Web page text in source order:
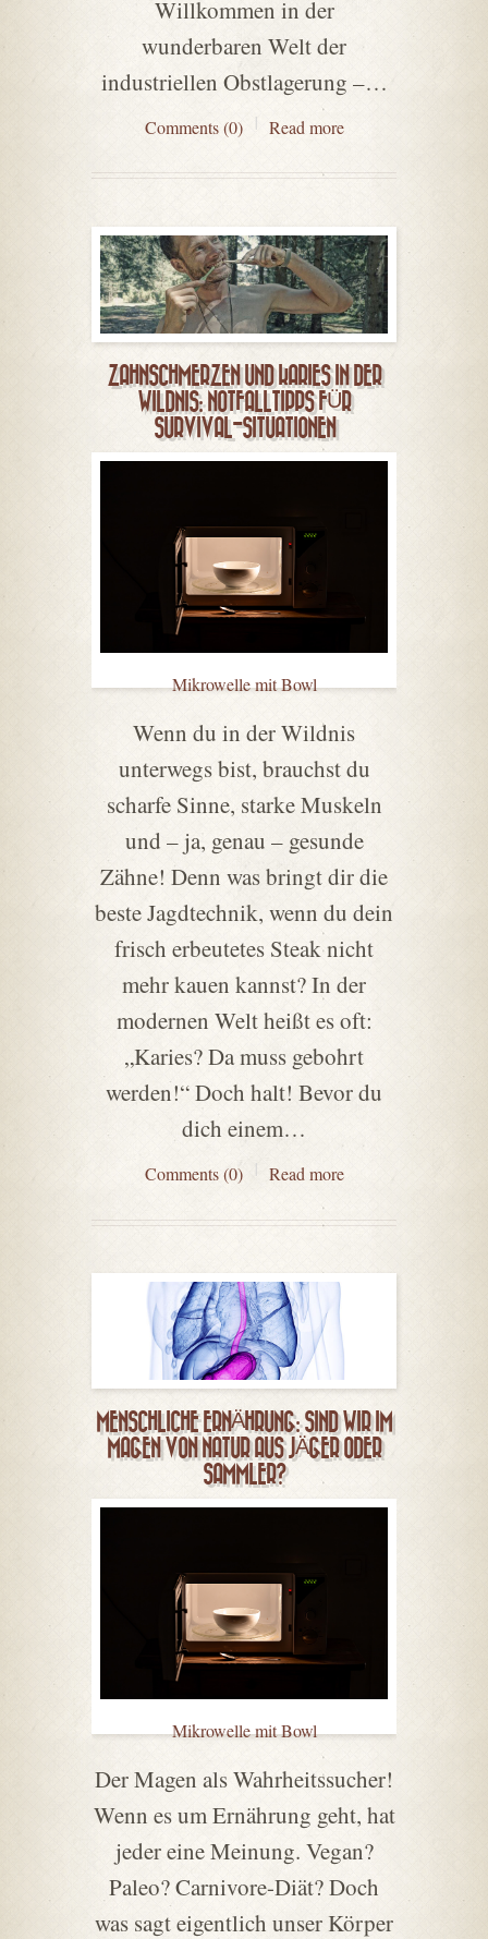
Willkommen in der
wunderbaren Welt der
industriellen Obstlagerung –…
Comments (0) Read more
ZAHNSCHMERZEN UND KARIES IN DER
WILDNIS: NOTFALLTIPPS FÜR
SURVIVAL-SITUATIONEN
Mikrowelle mit Bowl
Wenn du in der Wildnis
unterwegs bist, brauchst du
scharfe Sinne, starke Muskeln
und – ja, genau – gesunde
Zähne! Denn was bringt dir die
beste Jagdtechnik, wenn du dein
frisch erbeutetes Steak nicht
mehr kauen kannst? In der
modernen Welt heißt es oft:
„Karies? Da muss gebohrt
werden!“ Doch halt! Bevor du
dich einem…
Comments (0) Read more
MENSCHLICHE ERNÄHRUNG: SIND WIR IM
MAGEN VON NATUR AUS JÄGER ODER
SAMMLER?
Mikrowelle mit Bowl
Der Magen als Wahrheitssucher!
Wenn es um Ernährung geht, hat
jeder eine Meinung. Vegan?
Paleo? Carnivore-Diät? Doch
was sagt eigentlich unser Körper